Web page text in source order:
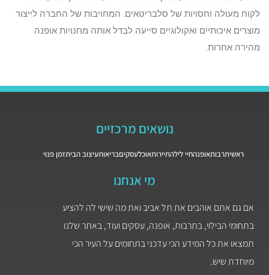
לקוח מעולה וחסויות של סלבריטאים. המחויבות של החברה לייצור
מוצרים איכותיים ואקולוגיים סייעה לבדל אותה מחנויות אופנה
מהירה אחרות.
נושאים מרכזיים
ראשיתרבותאופנהחיי לילהתיירותאוכלעסקיםבריאותעיצוב הביתזמן פנוי
מי אנחנו
אם גם אתם אוהבים את תל אביב ואת מה שישי לה להציע
בתחומי הבילוי, בתרבות, אופנה, עסקים ועוד, באתר שלנו
תמצאו את כל המידע הכי עדכני בתחומים על העיר הכי
מיוחדת שיש.